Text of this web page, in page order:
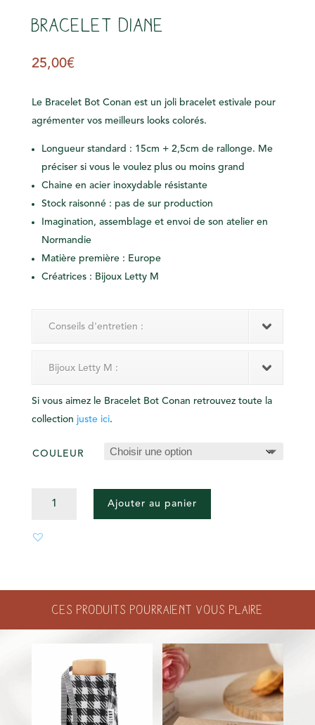
Bracelet Diane
25,00€
Le Bracelet Bot Conan est un joli bracelet estivale pour
agrémenter vos meilleurs looks colorés.
Longueur standard : 15cm + 2,5cm de rallonge. Me
préciser si vous le voulez plus ou moins grand
Chaine en acier inoxydable résistante
Stock raisonné : pas de sur production
Imagination, assemblage et envoi de son atelier en
Normandie
Matière première : Europe
Créatrices : Bijoux Letty M
Conseils d'entretien :
Bijoux Letty M :
Si vous aimez le Bracelet Bot Conan retrouvez toute la
collection juste ici.
COULEUR
DIANE
Ajouter au panier
Ces produits pourraient vous plaire